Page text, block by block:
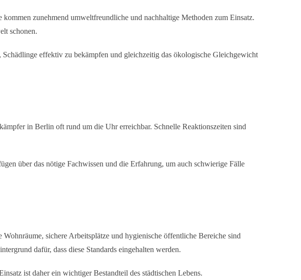
zunehmend umweltfreundliche und nachhaltige Methoden zum Einsatz.
schonen.
effektiv zu bekämpfen und gleichzeitig das ökologische Gleichgewicht
in Berlin oft rund um die Uhr erreichbar. Schnelle Reaktionszeiten sind
über das nötige Fachwissen und die Erfahrung, um auch schwierige Fälle
sichere Arbeitsplätze und hygienische öffentliche Bereiche sind
dafür, dass diese Standards eingehalten werden.
ist daher ein wichtiger Bestandteil des städtischen Lebens.